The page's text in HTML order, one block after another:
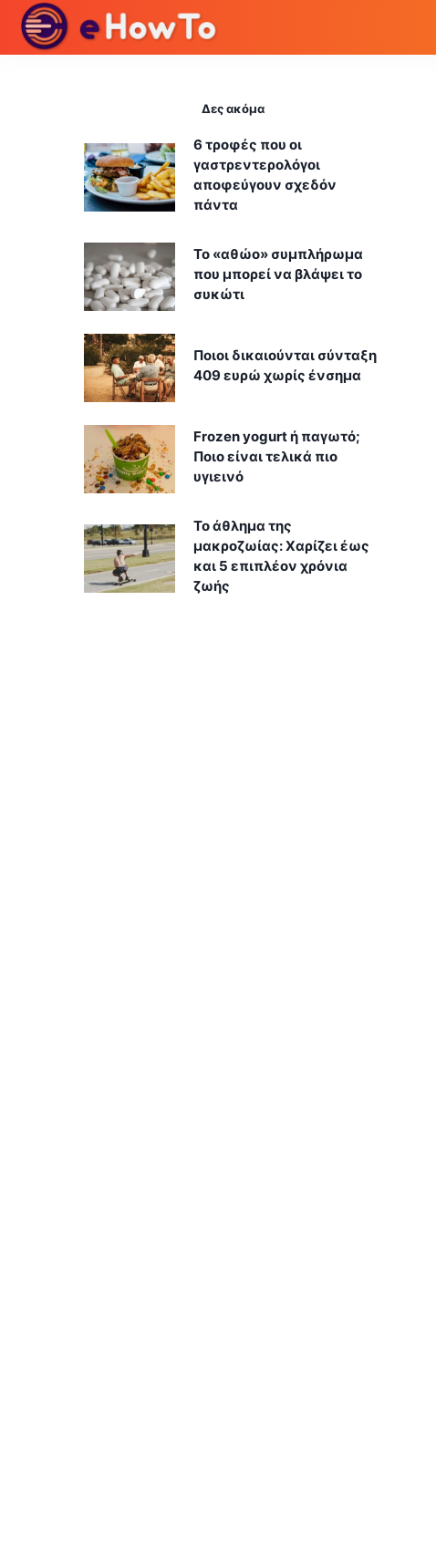
Δες ακόμα
6 τροφές που οι
γαστρεντερολόγοι
αποφεύγουν σχεδόν
πάντα
Το «αθώο» συμπλήρωμα
που μπορεί να βλάψει το
συκώτι
Ποιοι δικαιούνται σύνταξη
409 ευρώ χωρίς ένσημα
Frozen yogurt ή παγωτό;
Ποιο είναι τελικά πιο
υγιεινό
Το άθλημα της
μακροζωίας: Χαρίζει έως
και 5 επιπλέον χρόνια
ζωής